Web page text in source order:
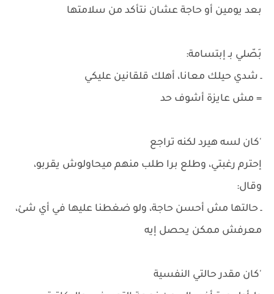
بعد يومين أو حاجة عشان نتأكد من سلامتها
بَصّلي بـ إبتسامة:
ـ شدي حيلك معانا، أهلك قلقانين عليكي
= مش عايزة أشوف حد
'كان لسه هيرد لكنه تراجع
إحترم رغبتي، وطلع برا طلب منهم ميحاولوش يقربو،
وقال:
ـ حالتها مش أحسن حاجة، ولو ضغطنا عليها في أي شئ،
معرفش ممكن يحصل إيه
'كان مقدر حالتي النفسية